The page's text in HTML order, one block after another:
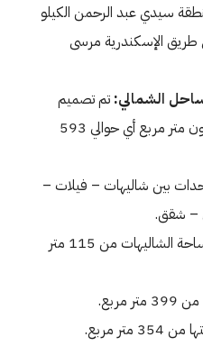
سيدي عبد الرحمن الكيلو
طريق الإسكندرية مرسى
الشمالي: تم تصميم
القرية على مساحة 2.4 مليون متر مربع أي حوالي 593
بين شاليهات – فيلات –
– شقق.
تبدأ مساحة الشاليهات من 115 متر
مربع.